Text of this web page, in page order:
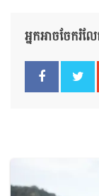
អ្នកអាចចែករំ